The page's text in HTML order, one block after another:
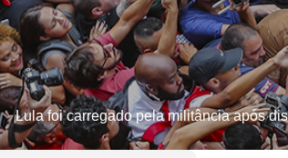
Lula foi carregado pela militância após